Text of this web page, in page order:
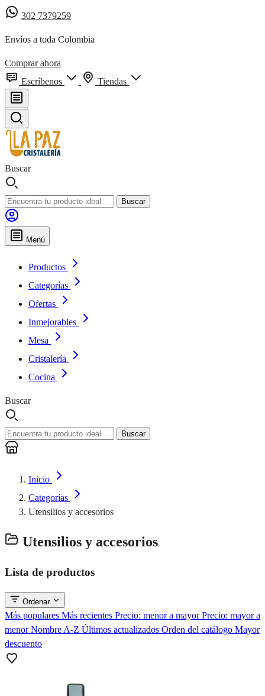
302 7379259
Envíos a toda Colombia
Comprar ahora
Escríbenos
Tiendas
Buscar
Buscar
Menú
Productos
Categorías
Ofertas
Inmejorables
Mesa
Cristalería
Cocina
Buscar
Buscar
Inicio
Categorías
Utensilios y accesorios
Utensilios y accesorios
Lista de productos
Ordenar
Más populares Más recientes Precio: menor a mayorPrecio: mayor a
menorNombre A-Z Últimos actualizados Orden del catálogo Mayor
descuento